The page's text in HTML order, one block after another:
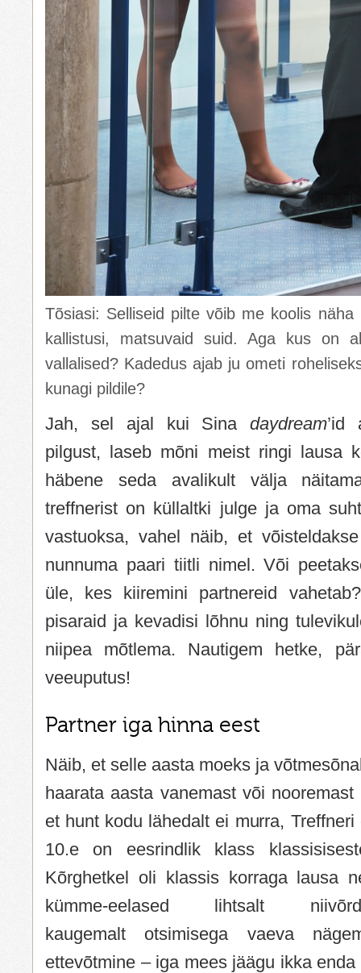
Tõsiasi: Selliseid pilte võib me koolis
kallistusi, matsuvaid suid. Aga kus on
vallalised? Kadedus ajab ju ometi
kunagi pildile?
Jah, sel ajal kui Sinadaydream’id
pilgust, laseb mõni meist ringi lausa
häbene seda avalikult välja
treffnerist on küllaltki julge ja oma
vastuoksa, vahel näib, et
nunnuma paari tiitli nimel. Või
üle, kes kiiremini partnereid
pisaraid ja kevadisi lõhnu ning
niipea mõtlema. Nautigem hetke,
veeuputus!
Partner iga hinna eest
Näib, et selle aasta moeks ja
haarata aasta vanemast või
et hunt kodu lähedalt ei murra,
10.e on eesrindlik klass
Kõrghetkel oli klassis korraga lausa
kümme-eelased lihtsalt
kaugemalt otsimisega vaeva
ettevõtmine – iga mees jäägu ikka